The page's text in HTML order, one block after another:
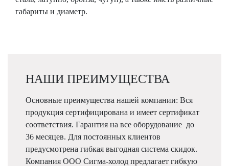
габариты и диаметр.
НАШИ ПРЕИМУЩЕСТВА
Основные преимущества нашей компании: Вся
продукция сертифицирована и имеет сертификат
соответствия. Гарантия на все оборудование до
36 месяцев. Для постоянных клиентов
предусмотрена гибкая выгодная система скидок.
Компания ООО Сигма-холод предлагает гибкую